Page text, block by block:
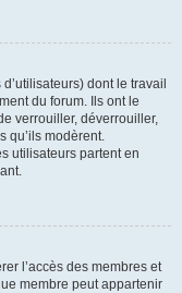
dont le travail
du forum. Ils ont le
verrouiller, déverrouiller,
qu’ils modèrent.
utilisateurs partent en
l’accès des membres et
membre peut appartenir